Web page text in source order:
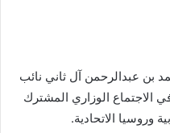
بن عبدالرحمن آل ثاني نائب
الاجتماع الوزاري المشترك
وروسيا الاتحادية.